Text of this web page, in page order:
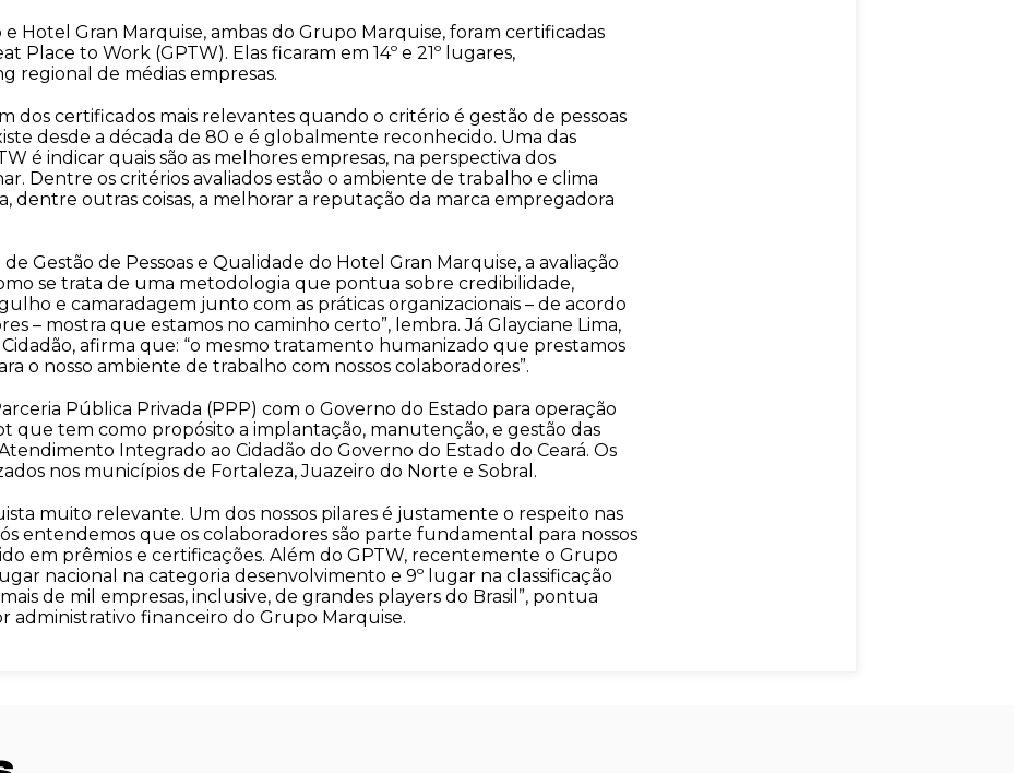
e Hotel Gran Marquise, ambas do Grupo Marquise, foram certificadas
Place to Work (GPTW). Elas ficaram em 14º e 21º lugares,
regional de médias empresas.
dos certificados mais relevantes quando o critério é gestão de pessoas
desde a década de 80 e é globalmente reconhecido. Uma das
é indicar quais são as melhores empresas, na perspectiva dos
Dentre os critérios avaliados estão o ambiente de trabalho e clima
dentre outras coisas, a melhorar a reputação da marca empregadora
Gestão de Pessoas e Qualidade do Hotel Gran Marquise, a avaliação
se trata de uma metodologia que pontua sobre credibilidade,
e camaradagem junto com as práticas organizacionais – de acordo
– mostra que estamos no caminho certo”, lembra. Já Glayciane Lima,
afirma que: “o mesmo tratamento humanizado que prestamos
o nosso ambiente de trabalho com nossos colaboradores”.
Pública Privada (PPP) com o Governo do Estado para operação
que tem como propósito a implantação, manutenção, e gestão das
Integrado ao Cidadão do Governo do Estado do Ceará. Os
nos municípios de Fortaleza, Juazeiro do Norte e Sobral.
muito relevante. Um dos nossos pilares é justamente o respeito nas
entendemos que os colaboradores são parte fundamental para nossos
em prêmios e certificações. Além do GPTW, recentemente o Grupo
nacional na categoria desenvolvimento e 9º lugar na classificação
de mil empresas, inclusive, de grandes players do Brasil”, pontua
administrativo financeiro do Grupo Marquise.